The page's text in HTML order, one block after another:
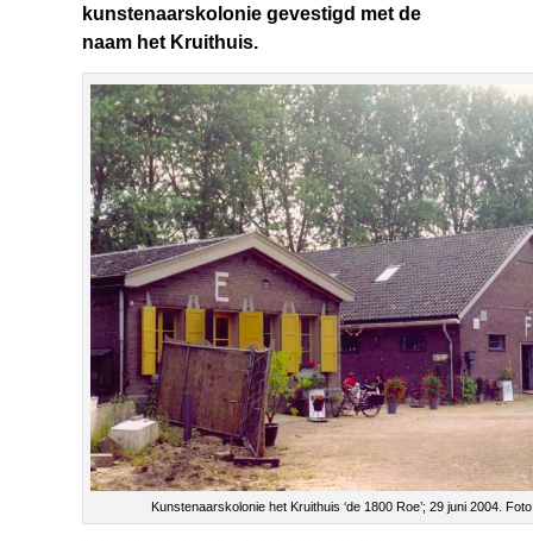
kunstenaarskolonie gevestigd met de
naam het Kruithuis.
Kunstenaarskolonie het Kruithuis ‘de 1800 Roe’; 29 juni 2004.